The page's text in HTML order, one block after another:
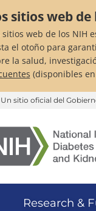
sitios web
sitios web de los NIH
el otoño para
la salud,
(disponibles
Un sitio oficial del
Research &